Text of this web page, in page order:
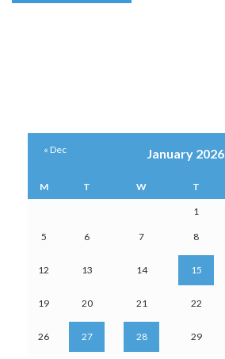
January 2026
M T W T
1
5 6 7 8
12 13 14 15
19 20 21 22
26 27 28 29
« Dec